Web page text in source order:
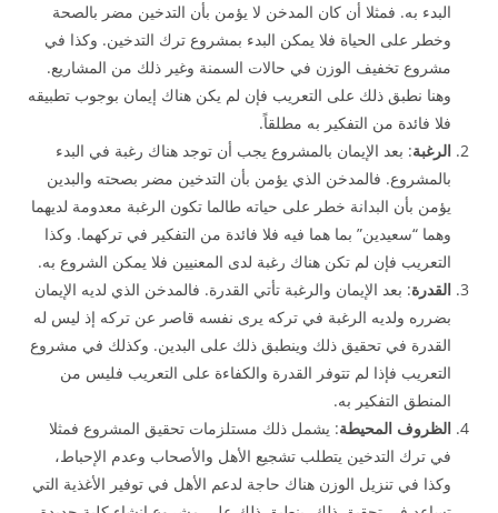
البدء به. فمثلا أن كان المدخن لا يؤمن بأن التدخين مضر بالصحة
وخطر على الحياة فلا يمكن البدء بمشروع ترك التدخين. وكذا في
مشروع تخفيف الوزن في حالات السمنة وغير ذلك من المشاريع.
وهنا نطبق ذلك على التعريب فإن لم يكن هناك إيمان بوجوب تطبيقه
فلا فائدة من التفكير به مطلقاً.
الرغبة: بعد الإيمان بالمشروع يجب أن توجد هناك رغبة في البدء
بالمشروع. فالمدخن الذي يؤمن بأن التدخين مضر بصحته والبدين
يؤمن بأن البدانة خطر على حياته طالما تكون الرغبة معدومة لديهما
وهما “سعيدين” بما هما فيه فلا فائدة من التفكير في تركهما. وكذا
التعريب فإن لم تكن هناك رغبة لدى المعنيين فلا يمكن الشروع به.
القدرة: بعد الإيمان والرغبة تأتي القدرة. فالمدخن الذي لديه الإيمان
بضرره ولديه الرغبة في تركه يرى نفسه قاصر عن تركه إذ ليس له
القدرة في تحقيق ذلك وينطبق ذلك على البدين. وكذلك في مشروع
التعريب فإذا لم تتوفر القدرة والكفاءة على التعريب فليس من
المنطق التفكير به.
الظروف المحيطة: يشمل ذلك مستلزمات تحقيق المشروع فمثلا
في ترك التدخين يتطلب تشجيع الأهل والأصحاب وعدم الإحباط،
وكذا في تنزيل الوزن هناك حاجة لدعم الأهل في توفير الأغذية التي